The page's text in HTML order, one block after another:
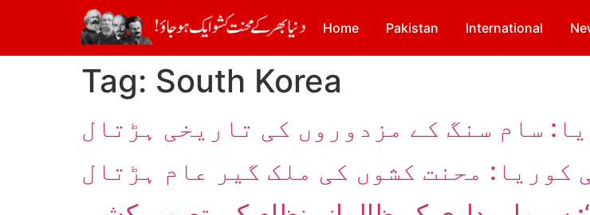
Home Pakistan International
Tag: South Korea
سام سنگ کے مزدوروں کی تاریخی ہڑتال
کوریا: محنت کشوں کی ملک گیر عام ہڑتال